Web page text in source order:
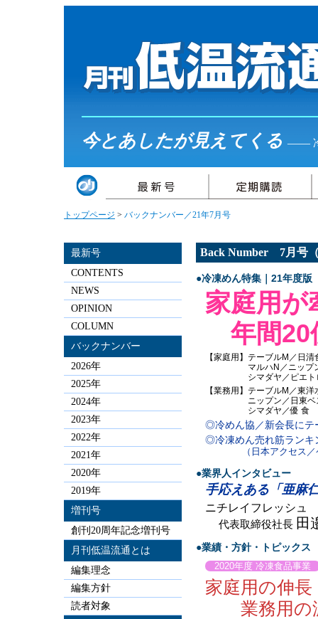
今とあしたが見えてくる ――
トップページ > バックナンバー／21年7月号
Back Number 7月号
●冷凍めん特集｜21年度版
家庭用が
年間20
【家庭用】テーブルM／日
マルハN／ニップン／
シマダヤ／ピエト
【業務用】テーブルM／東
ニップン／日東ベスト
シマダヤ／優 食
◎冷めん協／新会長にテ
◎冷凍めん売れ筋ランキ
（日本アクセス／ケ
●業界人インタビュー
手応えある「亜麻
ニチレイフレッシュ
代表取締役社長 田
●業績・方針・トピックス
2020年度 冷凍食品事
家庭用の伸長
業務用の
最新号
CONTENTS
NEWS
OPINION
COLUMN
バックナンバー
2026年
2025年
2024年
2023年
2022年
2021年
2020年
2019年
増刊号
創刊20周年記念増刊号
月刊低温流通とは
編集理念
編集方針
読者対象